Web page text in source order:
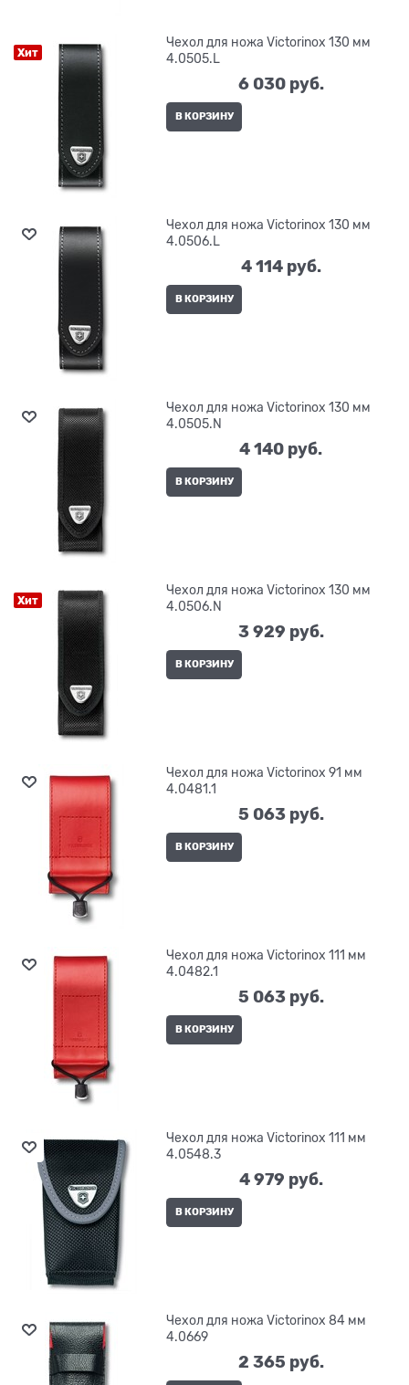
Хит
Чехол для ножа Victorinox 130 мм
4.0505.L
6 030 руб.
В КОРЗИНУ
Чехол для ножа Victorinox 130 мм
4.0506.L
4 114 руб.
В КОРЗИНУ
Чехол для ножа Victorinox 130 мм
4.0505.N
4 140 руб.
В КОРЗИНУ
Хит
Чехол для ножа Victorinox 130 мм
4.0506.N
3 929 руб.
В КОРЗИНУ
Чехол для ножа Victorinox 91 мм
4.0481.1
5 063 руб.
В КОРЗИНУ
Чехол для ножа Victorinox 111 мм
4.0482.1
5 063 руб.
В КОРЗИНУ
Чехол для ножа Victorinox 111 мм
4.0548.3
4 979 руб.
В КОРЗИНУ
Чехол для ножа Victorinox 84 мм
4.0669
2 365 руб.